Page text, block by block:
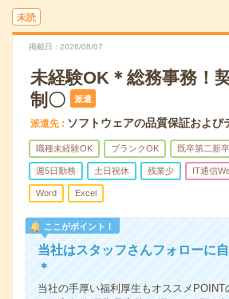
未読
掲載日 2026/08/07
未経験OK＊総務事務！
制〇
派遣
派遣先 ソフトウェアの品質保証および
職種未経験OK ブランクOK 既卒第二新
週5日勤務 土日祝休 残業少 IT通信
Word Excel
ここがポイント！
当社はスタッフさんフォローに
＊
当社の手厚い福利厚生もオススメ